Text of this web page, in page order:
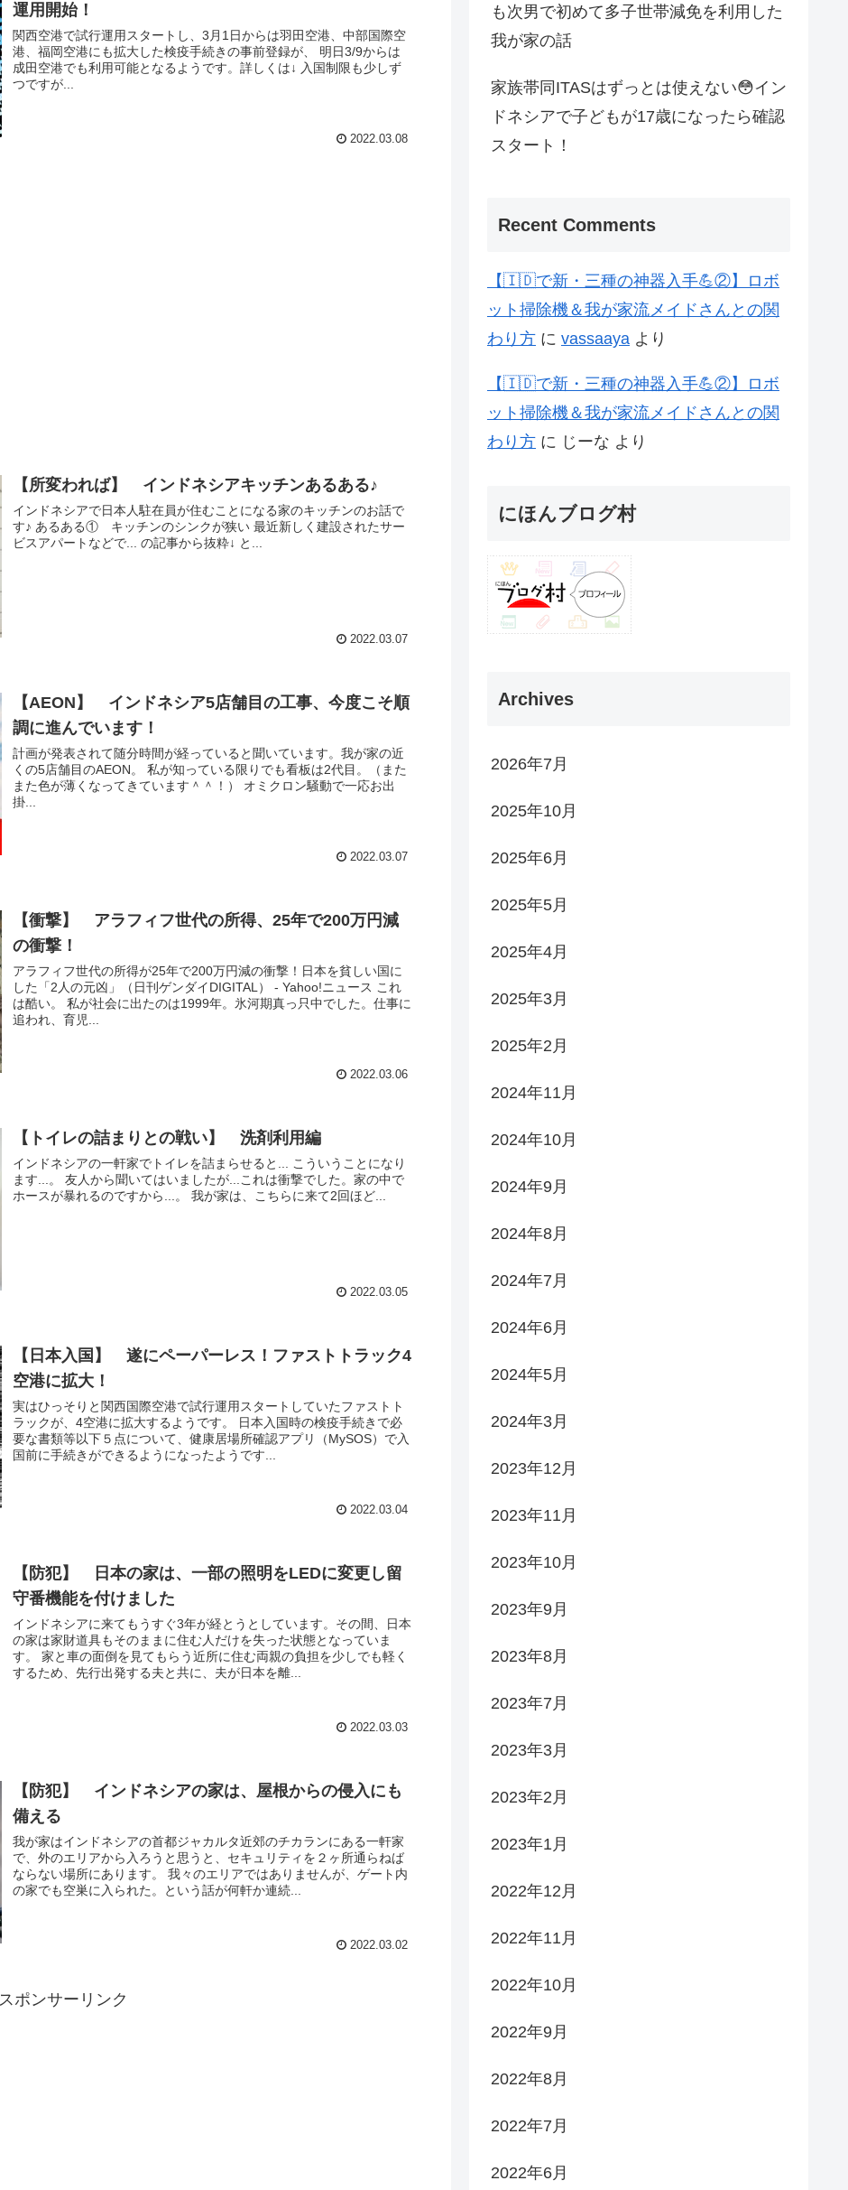
運用開始！
関西空港で試行運用スタートし、3月1日からは羽田空港、中部国際空
港、福岡空港にも拡大した検疫手続きの事前登録が、 明日3/9からは
成田空港でも利用可能となるようです。詳しくは↓ 入国制限も少しず
つですが...
2022.03.08
【所変われば】 インドネシアキッチンあるある♪
インドネシアで日本人駐在員が住むことになる家のキッチンのお話で
す♪ あるある① キッチンのシンクが狭い 最近新しく建設されたサー
ビスアパートなどで... の記事から抜粋↓ と...
2022.03.07
【AEON】 インドネシア5店舗目の工事、今度こそ順
調に進んでいます！
計画が発表されて随分時間が経っていると聞いています。我が家の近
くの5店舗目のAEON。 私が知っている限りでも看板は2代目。（また
また色が薄くなってきています＾＾！） オミクロン騒動で一応お出
掛...
2022.03.07
【衝撃】 アラフィフ世代の所得、25年で200万円減
の衝撃！
アラフィフ世代の所得が25年で200万円減の衝撃！日本を貧しい国に
した「2人の元凶」（日刊ゲンダイDIGITAL） - Yahoo!ニュース これ
は酷い。 私が社会に出たのは1999年。氷河期真っ只中でした。仕事に
追われ、育児...
2022.03.06
【トイレの詰まりとの戦い】 洗剤利用編
インドネシアの一軒家でトイレを詰まらせると... こういうことになり
ます...。 友人から聞いてはいましたが...これは衝撃でした。家の中で
ホースが暴れるのですから...。 我が家は、こちらに来て2回ほど...
2022.03.05
【日本入国】 遂にペーパーレス！ファストトラック4
空港に拡大！
実はひっそりと関西国際空港で試行運用スタートしていたファストト
ラックが、4空港に拡大するようです。 日本入国時の検疫手続きで必
要な書類等以下５点について、健康居場所確認アプリ（MySOS）で入
国前に手続きができるようになったようです...
2022.03.04
【防犯】 日本の家は、一部の照明をLEDに変更し留
守番機能を付けました
インドネシアに来てもうすぐ3年が経とうとしています。その間、日本
の家は家財道具もそのままに住む人だけを失った状態となっていま
す。 家と車の面倒を見てもらう近所に住む両親の負担を少しでも軽く
するため、先行出発する夫と共に、夫が日本を離...
2022.03.03
【防犯】 インドネシアの家は、屋根からの侵入にも
備える
我が家はインドネシアの首都ジャカルタ近郊のチカランにある一軒家
で、外のエリアから入ろうと思うと、セキュリティを２ヶ所通らねば
ならない場所にあります。 我々のエリアではありませんが、ゲート内
の家でも空巣に入られた。という話が何軒か連続...
2022.03.02
スポンサーリンク
も次男で初めて多子世帯減免を利用した
我が家の話
家族帯同ITASはずっとは使えない😳イン
ドネシアで子どもが17歳になったら確認
スタート！
Recent Comments
【🇮🇩で新・三種の神器入手💪②】ロボ
ット掃除機＆我が家流メイドさんとの関
わり方 に vassaaya より
【🇮🇩で新・三種の神器入手💪②】ロボ
ット掃除機＆我が家流メイドさんとの関
わり方 に じーな より
にほんブログ村
Archives
2026年7月
2025年10月
2025年6月
2025年5月
2025年4月
2025年3月
2025年2月
2024年11月
2024年10月
2024年9月
2024年8月
2024年7月
2024年6月
2024年5月
2024年3月
2023年12月
2023年11月
2023年10月
2023年9月
2023年8月
2023年7月
2023年3月
2023年2月
2023年1月
2022年12月
2022年11月
2022年10月
2022年9月
2022年8月
2022年7月
2022年6月